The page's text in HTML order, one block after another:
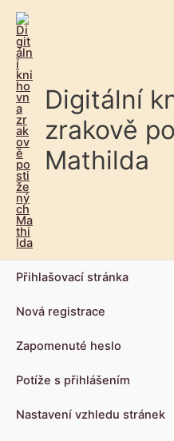
Digitální
zrakově
Mathilda
Přihlašovací stránka
Nová registrace
Zapomenuté heslo
Potíže s přihlášením
Nastavení vzhledu stránek